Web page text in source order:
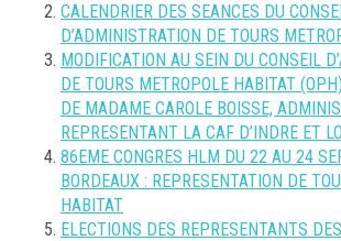
CALENDRIER DES SEANCES DU
D’ADMINISTRATION DE TOURS
MODIFICATION AU SEIN DU CONSEIL
DE TOURS METROPOLE HABITAT
DE MADAME CAROLE BOISSE,
REPRESENTANT LA CAF D’INDRE ET
86EME CONGRES HLM DU 22 AU 24
BORDEAUX : REPRESENTATION DE
HABITAT
ELECTIONS DES REPRESENTANTS